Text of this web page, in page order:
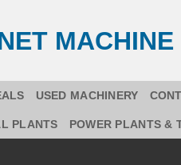
USED MACHINERY
PLANTS POWER PLANTS &